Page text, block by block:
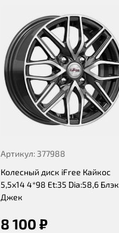
Артикул: 377988
Колесный диск iFree Кайкос
5,5x14 4*98 Et:35 Dia:58,6 Блэк
Джек
8 100 ₽